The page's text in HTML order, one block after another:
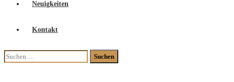
Neuigkeiten
Kontakt
Suchen
nach: